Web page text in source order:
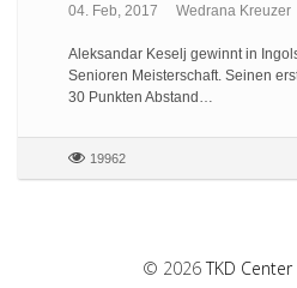
04. Feb, 2017 Wedrana Kreuzer
Aleksandar Keselj gewinnt in
Senioren Meisterschaft. Seinen
30 Punkten Abstand…
19962
© 2026TKD